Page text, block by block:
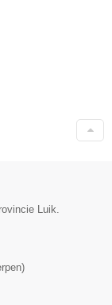
Luik.
)